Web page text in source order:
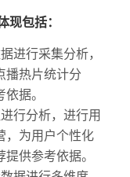
现包括：
进行采集分析，
播热片统计分
据。
行分析，进行用
，为用户个性化
供参考依据。